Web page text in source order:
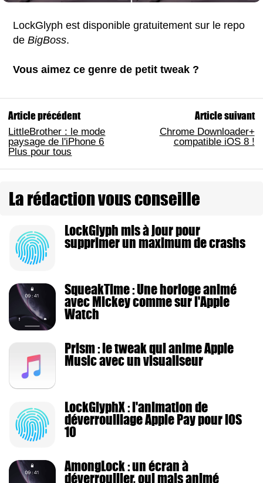
LockGlyph est disponible gratuitement sur le repo
deBigBoss.
Vous aimez ce genre de petit tweak ?
Article précédent
LittleBrother : le mode
paysage de l'iPhone 6
Plus pour tous
Article suivant
Chrome Downloader+
compatible iOS 8 !
La rédaction vous conseille
LockGlyph mis à jour pour
supprimer un maximum de crashs
SqueakTime : Une horloge animé
avec Mickey comme sur l'Apple
Watch
Prism : le tweak qui anime Apple
Music avec un visualiseur
LockGlyphX : l'animation de
déverrouillage Apple Pay pour iOS
10
AmongLock : un écran à
déverrouiller, oui mais animé